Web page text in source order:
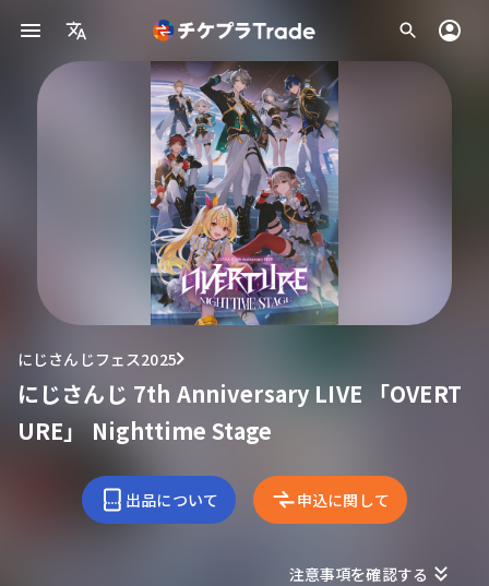
にじさんじフェス2025
にじさんじ 7th Anniversary LIVE 「OVERT
URE」 Nighttime Stage
出品について 申込に関して
注意事項を確認する